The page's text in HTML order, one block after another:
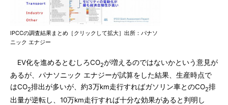
IPCCの調査結果まとめ［クリックして拡大］出所：パナソ
ニック エナジー
EV化を進めるとむしろCO2が増えるのではないかという意見が
あるが、パナソニック エナジーが試算をした結果、生産時点で
はCO2排出が多いが、約3万km走行すればガソリン車とのCO2排
出量が逆転し、10万km走行すれば十分な効果があると判明し